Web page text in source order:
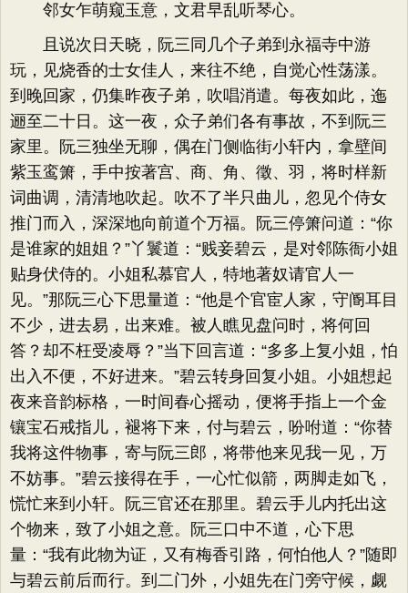
邻女乍萌窥玉意，文君早乱听琴心。
且说次日天晓，阮三同几个子弟到永福寺中游
玩，见烧香的士女佳人，来往不绝，自觉心性荡漾。
到晚回家，仍集昨夜子弟，吹唱消遣。每夜如此，迤
逦至二十日。这一夜，众子弟们各有事故，不到阮三
家里。阮三独坐无聊，偶在门侧临街小轩内，拿壁间
紫玉鸾箫，手中按著宫、商、角、徵、羽，将时样新
词曲调，清清地吹起。吹不了半只曲儿，忽见个侍女
推门而入，深深地向前道个万福。阮三停箫问道：“你
是谁家的姐姐？”丫鬟道：“贱妾碧云，是对邻陈衙小姐
贴身伏侍的。小姐私慕官人，特地著奴请官人一
见。”那阮三心下思量道：“他是个官宦人家，守阍耳目
不少，进去易，出来难。被人瞧见盘问时，将何回
答？却不枉受凌辱？”当下回言道：“多多上复小姐，怕
出入不便，不好进来。”碧云转身回复小姐。小姐想起
夜来音韵标格，一时间春心摇动，便将手指上一个金
镶宝石戒指儿，褪将下来，付与碧云，吩咐道：“你替
我将这件物事，寄与阮三郎，将带他来见我一见，万
不妨事。”碧云接得在手，一心忙似箭，两脚走如飞，
慌忙来到小轩。阮三官还在那里。碧云手儿内托出这
个物来，致了小姐之意。阮三口中不道，心下思
量：“我有此物为证，又有梅香引路，何怕他人？”随即
与碧云前后而行。到二门外，小姐先在门旁守候，觑